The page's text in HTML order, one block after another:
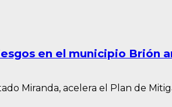
en el municipio Brión
Miranda, acelera el Plan de